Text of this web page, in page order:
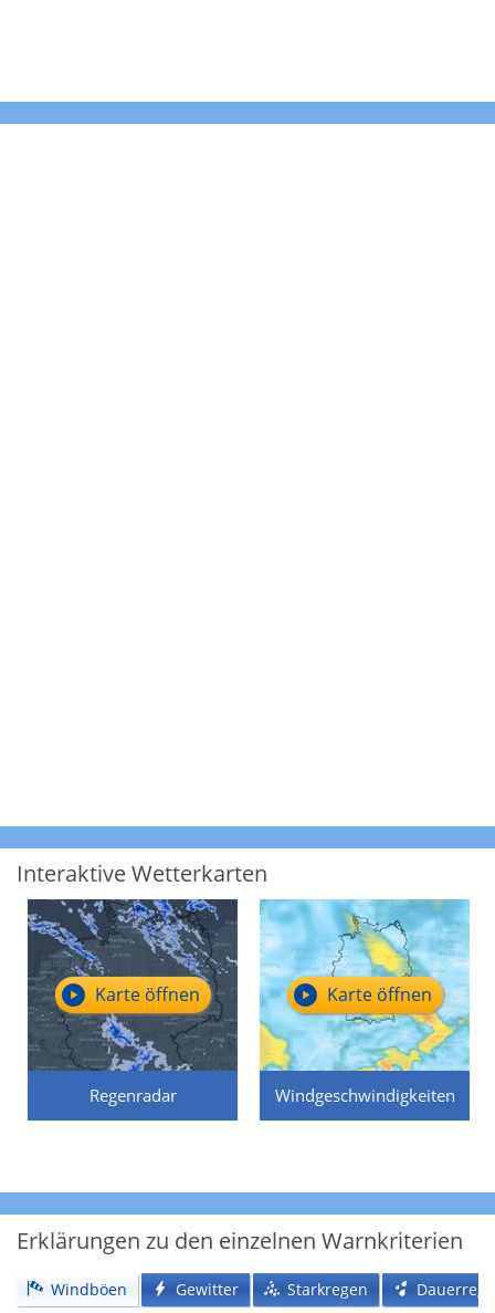
Interaktive Wetterkarten
Regenradar
Karte öffnen
Windgeschwindigkeiten
Karte öffnen
Erklärungen zu den einzelnen Warnkriterien
Windböen Gewitter Starkregen